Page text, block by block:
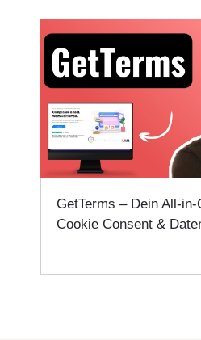
GetTerms – Dein All-in-
Cookie Consent &